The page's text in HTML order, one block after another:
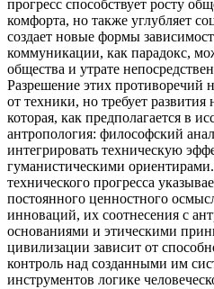
прогресс способствует росту
комфорта, но также углубляет
создает новые формы
коммуникации, как парадокс,
общества и утрате
Разрешение этих противоречий
от техники, но требует
которая, как предполагается в
антропология: философский
интегрировать техническую
гуманистическими
технического прогресса
постоянного ценностного
инноваций, их соотнесения с
основаниями и этическими
цивилизации зависит от
контроль над созданными им
инструментов логике